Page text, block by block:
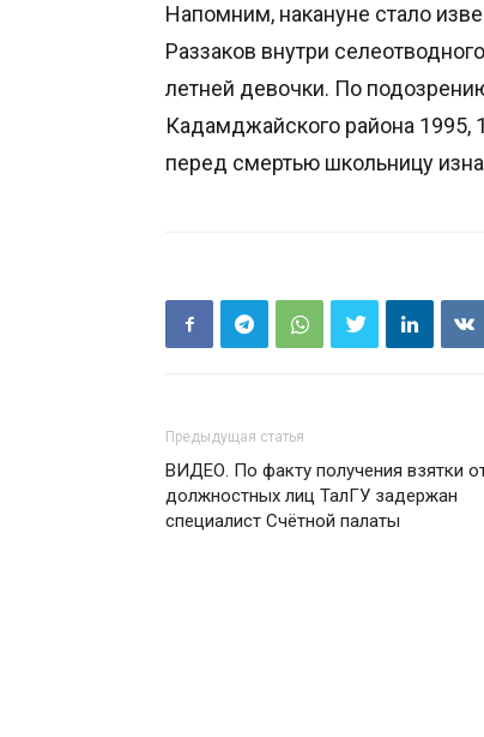
Напомним, накануне стало
Раззаков внутри
летней девочки. По
Кадамджайского района
перед смертью школьницу
Предыдущая статья
ВИДЕО. По факту получения взятки
должностных лиц ТалГУ задержан
специалист Счётной палаты